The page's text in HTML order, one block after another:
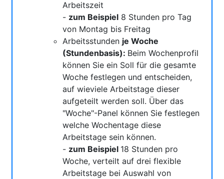
Arbeitszeit
- zum Beispiel 8 Stunden pro Tag
von Montag bis Freitag
Arbeitsstunden je Woche
(Stundenbasis): Beim Wochenprofil
können Sie ein Soll für die gesamte
Woche festlegen und entscheiden,
auf wieviele Arbeitstage dieser
aufgeteilt werden soll. Über das
"Woche"-Panel können Sie festlegen
welche Wochentage diese
Arbeitstage sein können.
- zum Beispiel 18 Stunden pro
Woche, verteilt auf drei flexible
Arbeitstage bei Auswahl von